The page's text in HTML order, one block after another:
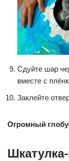
Сдуйте шар
вместе с
Заклейте
Огромный